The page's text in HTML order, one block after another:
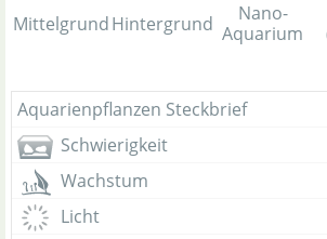
MittelgrundHintergrund
Nano-
Aquarium
Aquarienpflanzen Steckbrief
Schwierigkeit
Wachstum
Licht